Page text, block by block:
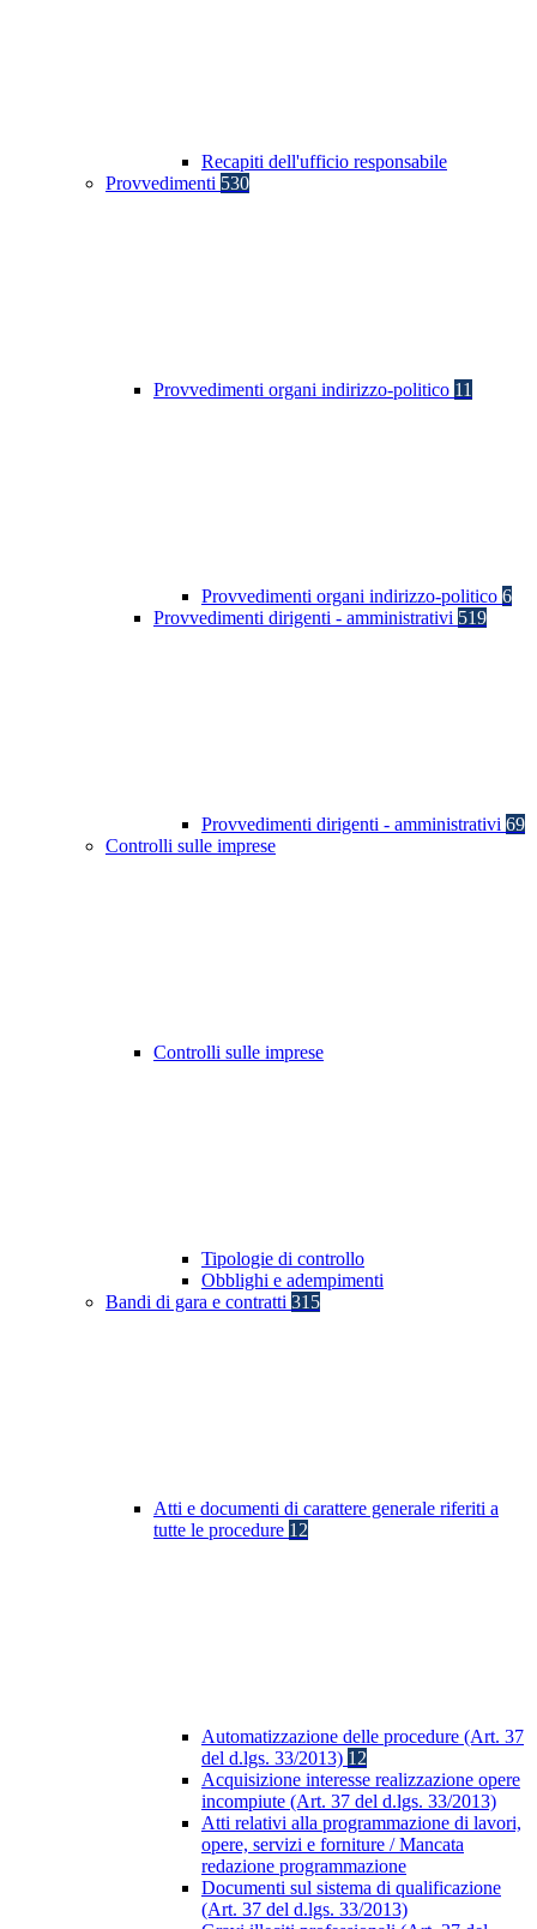
Recapiti dell'ufficio responsabile
Provvedimenti 530
Provvedimenti organi indirizzo-politico 11
Provvedimenti organi indirizzo-politico 6
Provvedimenti dirigenti - amministrativi 519
Provvedimenti dirigenti - amministrativi 69
Controlli sulle imprese
Controlli sulle imprese
Tipologie di controllo
Obblighi e adempimenti
Bandi di gara e contratti 315
Atti e documenti di carattere generale riferiti a
tutte le procedure 12
Automatizzazione delle procedure (Art. 37
del d.lgs. 33/2013) 12
Acquisizione interesse realizzazione opere
incompiute (Art. 37 del d.lgs. 33/2013)
Atti relativi alla programmazione di lavori,
opere, servizi e forniture / Mancata
redazione programmazione
Documenti sul sistema di qualificazione
(Art. 37 del d.lgs. 33/2013)